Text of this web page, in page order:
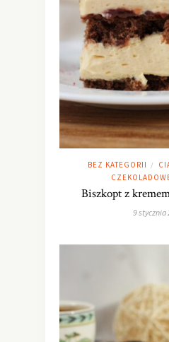
BEZ KATEGORII /
Biszkopt z
9 stycznia